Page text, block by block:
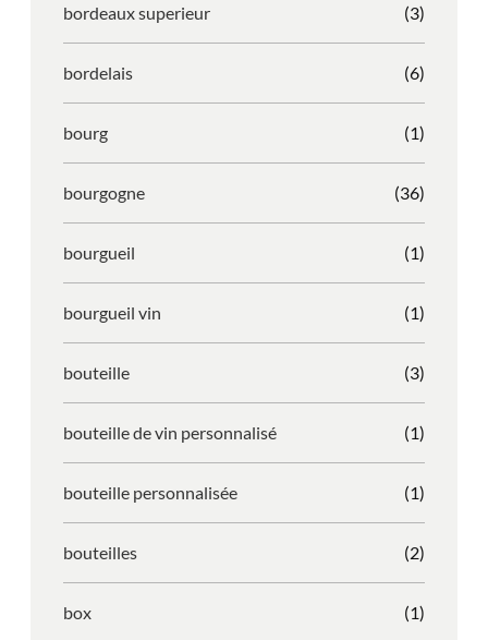
bordeaux superieur (3)
bordelais (6)
bourg (1)
bourgogne (36)
bourgueil (1)
bourgueil vin (1)
bouteille (3)
bouteille de vin personnalisé (1)
bouteille personnalisée (1)
bouteilles (2)
box (1)